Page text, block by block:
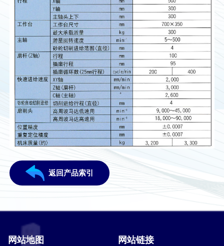
返回产品索引
网站地图 网站链接